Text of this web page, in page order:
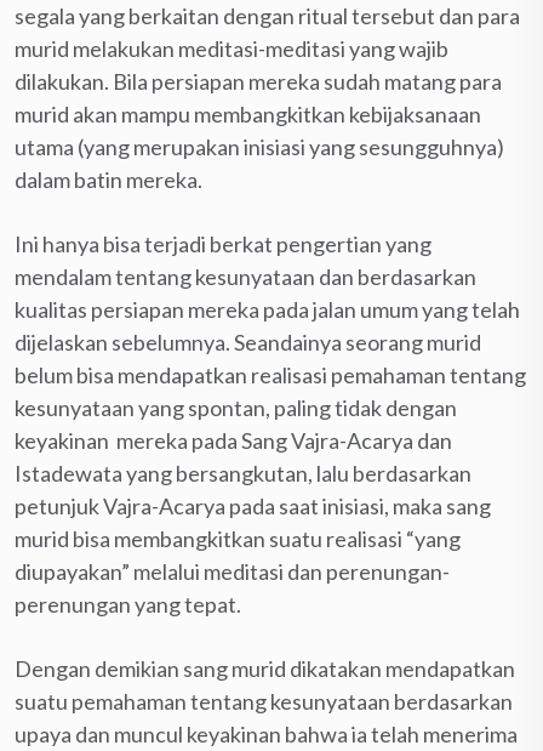
segala yang berkaitan dengan ritual tersebut dan para
murid melakukan meditasi-meditasi yang wajib
dilakukan. Bila persiapan mereka sudah matang para
murid akan mampu membangkitkan kebijaksanaan
utama (yang merupakan inisiasi yang sesungguhnya)
dalam batin mereka.
Ini hanya bisa terjadi berkat pengertian yang
mendalam tentang kesunyataan dan berdasarkan
kualitas persiapan mereka pada jalan umum yang telah
dijelaskan sebelumnya. Seandainya seorang murid
belum bisa mendapatkan realisasi pemahaman tentang
kesunyataan yang spontan, paling tidak dengan
keyakinan mereka pada Sang Vajra-Acarya dan
Istadewata yang bersangkutan, lalu berdasarkan
petunjuk Vajra-Acarya pada saat inisiasi, maka sang
murid bisa membangkitkan suatu realisasi “yang
diupayakan” melalui meditasi dan perenungan-
perenungan yang tepat.
Dengan demikian sang murid dikatakan mendapatkan
suatu pemahaman tentang kesunyataan berdasarkan
upaya dan muncul keyakinan bahwa ia telah menerima